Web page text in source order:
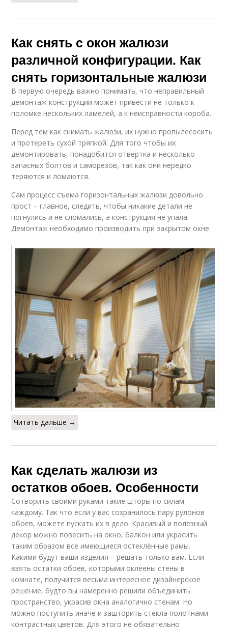
Как снять с окон жалюзи
различной конфигурации. Как
снять горизонтальные жалюзи
В первую очередь важно понимать, что неправильный
демонтаж конструкции может привести не только к
поломке нескольких ламелей, а к неисправности короба.
Перед тем как снимать жалюзи, их нужно пропылесосить
и протереть сухой тряпкой. Для того чтобы их
демонтировать, понадобится отвертка и несколько
запасных болтов и саморезов, так как они нередко
теряются и ломаются.
Сам процесс съема горизонтальных жалюзи довольно
прост – главное, следить, чтобы никакие детали не
погнулись и не сломались, а конструкция не упала.
Демонтаж необходимо производить при закрытом окне.
Читать дальше →
Как сделать жалюзи из
остатков обоев. Особенности
Сотворить своими руками такие шторы по силам
каждому. Так что если у вас сохранилось пару рулонов
обоев, можете пускать их в дело. Красивый и полезный
декор можно повесить на окно, балкон или украсить
таким образом все имеющиеся остеклённые рамы.
Какими будут ваши изделия – решать только вам. Если
взять остатки обоев, которыми оклеены стены в
комнате, получится весьма интересное дизайнерское
решение, будто вы намеренно решили объединить
пространство, украсив окна аналогично стенам. Но
можно поступить иначе и зашторить стёкла полотнами
контрастных цветов. Для этого не обязательно